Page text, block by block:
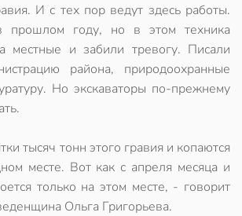
И с тех пор ведут здесь работы.
году, но в этом техника
местные и забили тревогу. Писали
района, природоохранные
Но экскаваторы по-прежнему
тысяч тонн этого гравия и копаются
месте. Вот как с апреля месяца и
только на этом месте, - говорит
Ольга Григорьева.